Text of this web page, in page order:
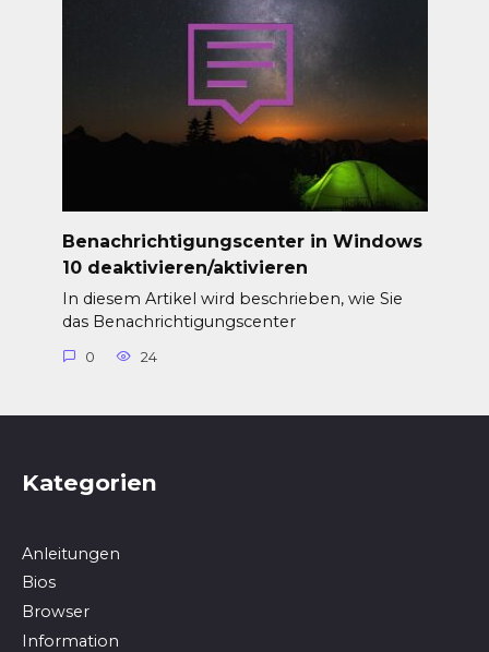
Benachrichtigungscenter in Windows
10 deaktivieren/aktivieren
In diesem Artikel wird beschrieben, wie Sie
das Benachrichtigungscenter
0 24
Kategorien
Anleitungen
Bios
Browser
In­for­ma­ti­on